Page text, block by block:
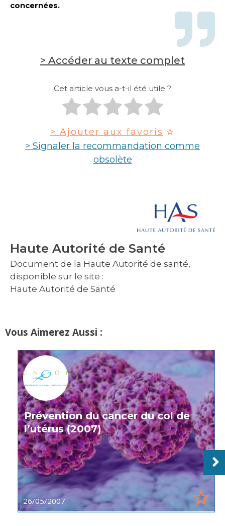
concernées.
> Accéder au texte complet
Cet article vous a-t-il été utile ?
> Ajouter aux favoris
> Signaler la recommandation comme
obsolète
Haute Autorité de Santé
Document de la Haute Autorité de santé,
disponible sur le site :
Haute Autorité de Santé
Vous Aimerez Aussi :
Prévention du cancer du col de
l’utérus (2007)
26/05/2007